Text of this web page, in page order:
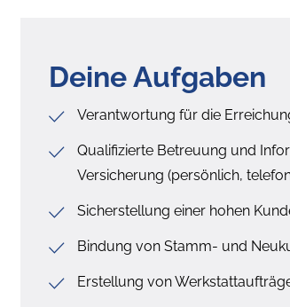
Deine Aufgaben
Verantwortung für die
Qualifizierte Betreuung und
Versicherung (persönlich,
Sicherstellung einer hohen
Bindung von Stamm- und
Erstellung von